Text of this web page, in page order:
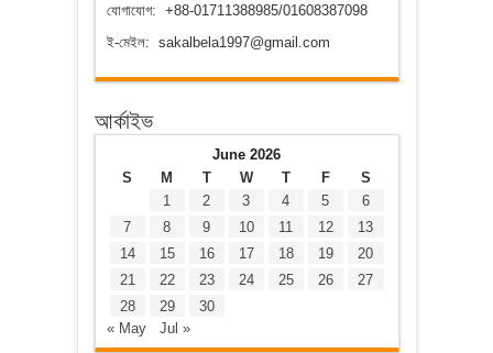
যোগাযোগ: +88-01711388985/01608387098
ই-মেইল: sakalbela1997@gmail.com
আর্কাইভ
June 2026
S
M T W T F
S
1
2 3 4 5
6
7
8 9 10 11 12
13
14
15 16 17 18 19
20
21
22 23 24 25 26
27
28
29
30
« May
Jul »